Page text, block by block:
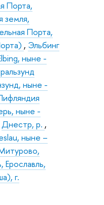
Порта,
земля,
Порта,
, Эльбинг
ныне -
ныне -
ныне -
Днестр, р. ,
ныне –
Ерославль,
г.